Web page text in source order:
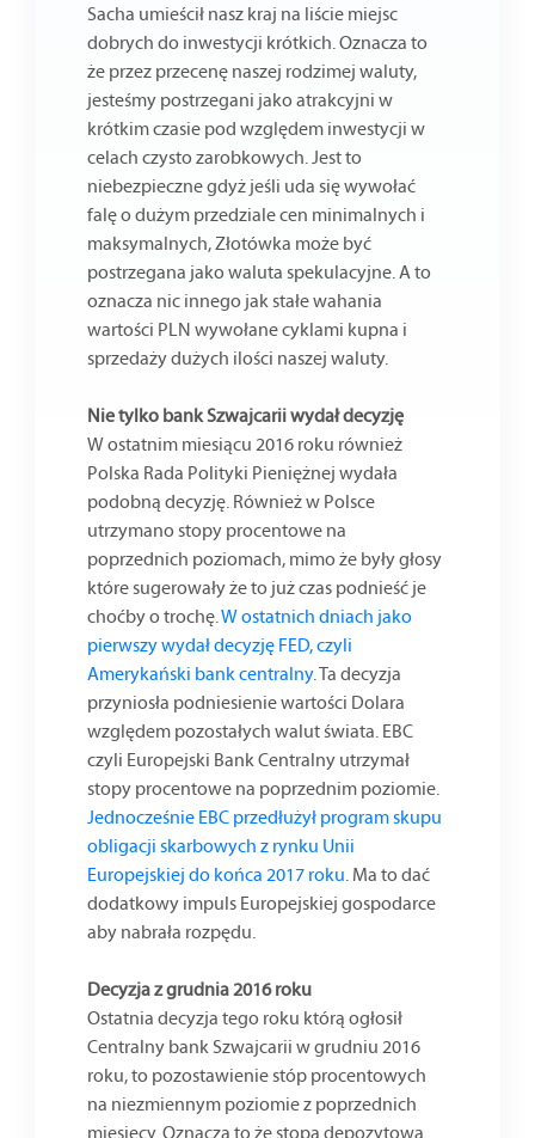
Sacha umieścił nasz kraj na liście miejsc
dobrych do inwestycji krótkich. Oznacza to
że przez przecenę naszej rodzimej waluty,
jesteśmy postrzegani jako atrakcyjni w
krótkim czasie pod względem inwestycji w
celach czysto zarobkowych. Jest to
niebezpieczne gdyż jeśli uda się wywołać
falę o dużym przedziale cen minimalnych i
maksymalnych, Złotówka może być
postrzegana jako waluta spekulacyjne. A to
oznacza nic innego jak stałe wahania
wartości PLN wywołane cyklami kupna i
sprzedaży dużych ilości naszej waluty.
Nie tylko bank Szwajcarii wydał decyzję
W ostatnim miesiącu 2016 roku również
Polska Rada Polityki Pieniężnej wydała
podobną decyzję. Również w Polsce
utrzymano stopy procentowe na
poprzednich poziomach, mimo że były głosy
które sugerowały że to już czas podnieść je
choćby o trochę. W ostatnich dniach jako
pierwszy wydał decyzję FED, czyli
Amerykański bank centralny. Ta decyzja
przyniosła podniesienie wartości Dolara
względem pozostałych walut świata. EBC
czyli Europejski Bank Centralny utrzymał
stopy procentowe na poprzednim poziomie.
Jednocześnie EBC przedłużył program skupu
obligacji skarbowych z rynku Unii
Europejskiej do końca 2017 roku . Ma to dać
dodatkowy impuls Europejskiej gospodarce
aby nabrała rozpędu.
Decyzja z grudnia 2016 roku
Ostatnia decyzja tego roku którą ogłosił
Centralny bank Szwajcarii w grudniu 2016
roku, to pozostawienie stóp procentowych
na niezmiennym poziomie z poprzednich
miesięcy. Oznacza to że stopa depozytowa